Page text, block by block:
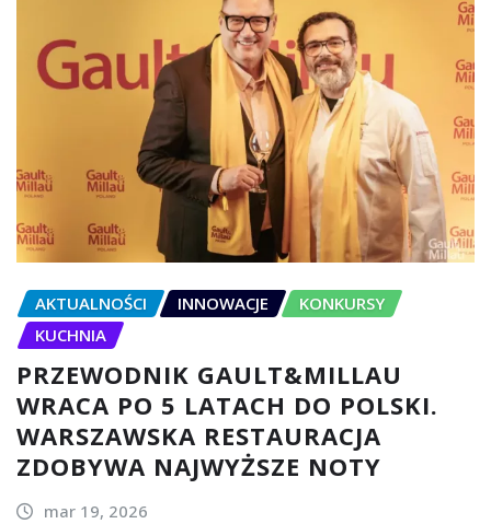
AKTUALNOŚCI INNOWACJE
KONKURSY
KUCHNIA
PRZEWODNIK GAULT&MILLAU
WRACA PO 5 LATACH DO POLSKI.
WARSZAWSKA RESTAURACJA
ZDOBYWA NAJWYŻSZE NOTY
mar 19, 2026